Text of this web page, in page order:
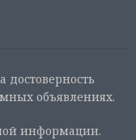
достоверность
объявлениях.
информации.